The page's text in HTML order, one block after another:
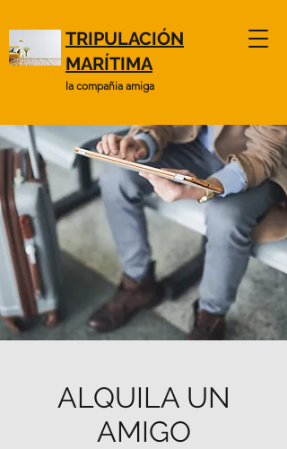
TRIPULACIÓN
MARÍTIMA
la compañia amiga
ALQUILA UN
AMIGO